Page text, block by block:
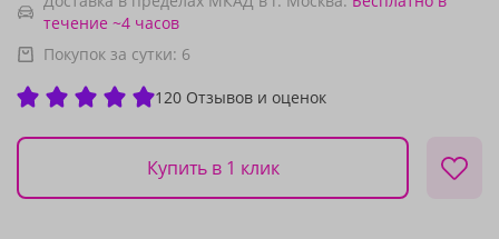
течение ~4 часов
Покупок за сутки: 6
120 Отзывов и оценок
Купить в 1 клик